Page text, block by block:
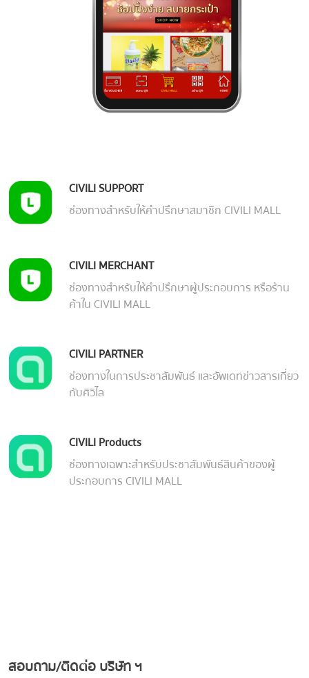
CIVILI SUPPORT
ช่องทางสำหรับให้คำปรึกษาสมาชิก CIVILI MALL
CIVILI MERCHANT
ช่องทางสำหรับให้คำปรึกษาผู้ประกอบการ หรือร้าน
ค้าใน CIVILI MALL
CIVILI PARTNER
ช่องทางในการประชาสัมพันธ์ และอัพเดทข่าวสารเกี่ยว
กับศิวิไล
CIVILI Products
ช่องทางเฉพาะสำหรับประชาสัมพันธ์สินค้าของผู้
ประกอบการ CIVILI MALL
สอบถาม/ติดต่อ บริษัท ฯ